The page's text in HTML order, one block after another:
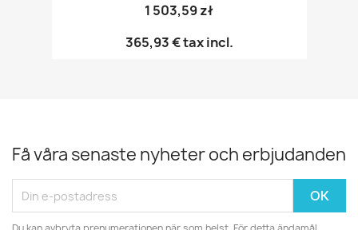
1 503,59 zł
365,93 €tax incl.
Få våra senaste nyheter och erbjudanden